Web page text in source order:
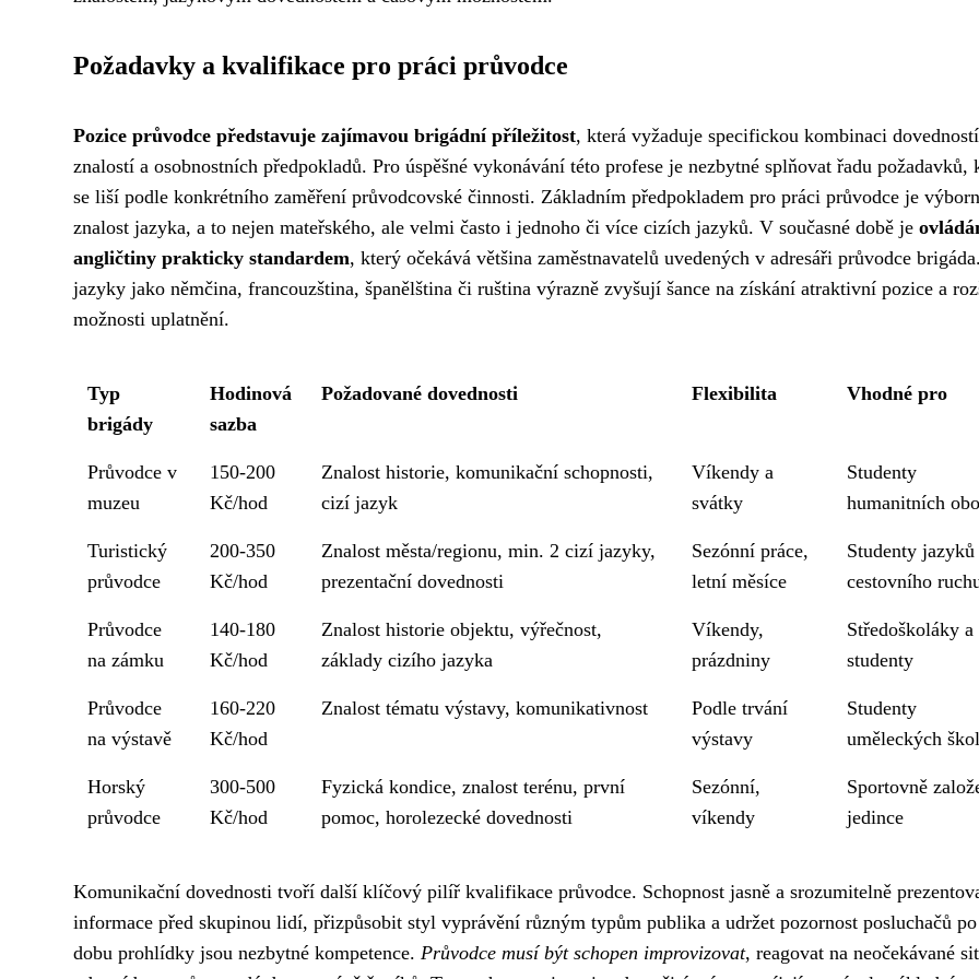
Požadavky a kvalifikace pro práci průvodce
Pozice průvodce představuje zajímavou brigádní příležitost, která vyžaduje specifickou kombinaci
znalostí a osobnostních předpokladů. Pro úspěšné vykonávání této profese je nezbytné splňovat řadu požadavků,
se liší podle konkrétního zaměření průvodcovské činnosti. Základním předpokladem pro práci průvodce je
znalost jazyka, a to nejen mateřského, ale velmi často i jednoho či více cizích jazyků. V současné době je
angličtiny prakticky standardem, který očekává většina zaměstnavatelů uvedených v adresáři průvodce
jazyky jako němčina, francouzština, španělština či ruština výrazně zvyšují šance na získání atraktivní pozice a
možnosti uplatnění.
Typ
brigády
Hodinová
sazba
Požadované dovednosti Flexibilita Vhodné pro
Průvodce v
muzeu
150-200
Kč/hod
Znalost historie, komunikační schopnosti,
cizí jazyk
Víkendy a
svátky
Studenty
humanitních
Turistický
průvodce
200-350
Kč/hod
Znalost města/regionu, min. 2 cizí jazyky,
prezentační dovednosti
Sezónní práce,
letní měsíce
Studenty jazyků
cestovního
Průvodce
na zámku
140-180
Kč/hod
Znalost historie objektu, výřečnost,
základy cizího jazyka
Víkendy,
prázdniny
Středoškoláky a
studenty
Průvodce
na výstavě
160-220
Kč/hod
Znalost tématu výstavy, komunikativnost
Podle trvání
výstavy
Studenty
uměleckých škol
Horský
průvodce
300-500
Kč/hod
Fyzická kondice, znalost terénu, první
pomoc, horolezecké dovednosti
Sezónní,
víkendy
Sportovně
jedince
Komunikační dovednosti tvoří další klíčový pilíř kvalifikace průvodce. Schopnost jasně a srozumitelně
informace před skupinou lidí, přizpůsobit styl vyprávění různým typům publika a udržet pozornost posluchačů
dobu prohlídky jsou nezbytné kompetence. Průvodce musí být schopen improvizovat, reagovat na neočekávané